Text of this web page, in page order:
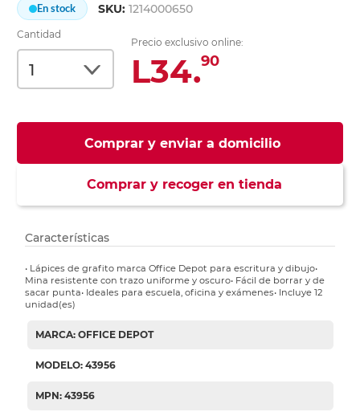
En stock SKU:1214000650
Cantidad
Precio exclusivo online:
L34.90
Comprar y enviar a domicilio
Comprar y recoger en tienda
Características
• Lápices de grafito marca Office Depot para escritura y dibujo•
Mina resistente con trazo uniforme y oscuro• Fácil de borrar y de
sacar punta• Ideales para escuela, oficina y exámenes• Incluye 12
unidad(es)
MARCA: OFFICE DEPOT
MODELO: 43956
MPN: 43956